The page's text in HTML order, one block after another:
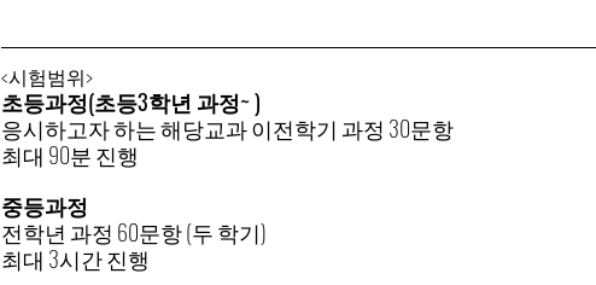
<시험범위>
초등과정(초등3학년 과정~ )
응시하고자 하는 해당교과 이전학기 과정 30문항
최대 90분 진행
중등과정
전학년 과정 60문항 (두 학기)
최대 3시간 진행